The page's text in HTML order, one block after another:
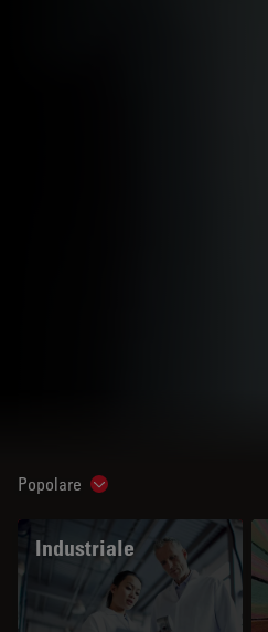
Popolare Show subnavigation
Industriale